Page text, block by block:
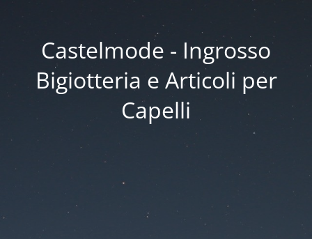
Castelmode - Ingrosso
Bigiotteria e Articoli per
Capelli